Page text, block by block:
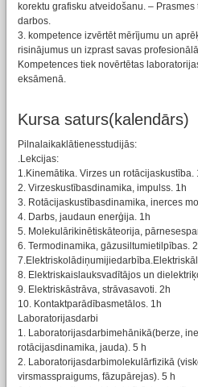
korektu grafisku atveidošanu. –
darbos.
3. kompetence izvērtēt mērījumu un
risinājumus un izprast savas
Kompetences tiek novērtētas
eksāmenā.
Kursa saturs(kalendārs)
Pilnalaikaklātienesstudijās:
.Lekcijas:
1.Kinemātika. Virzes un rotācijaskustība.
2. Virzeskustībasdinamika, impulss. 1h
3. Rotācijaskustībasdinamika, inerces
4. Darbs, jaudaun enerģija. 1h
5. Molekulārikinētiskāteorija,
6. Termodinamika, gāzusiltumietilpības.
8. Elektriskaislauksvadītājos un
9. Elektriskāstrāva, strāvasavoti. 2h
10. Kontaktparādībasmetālos. 1h
Laboratorijasdarbi
1. Laboratorijasdarbimehānikā(berze,
rotācijasdinamika, jauda). 5 h
2. Laboratorijasdarbimolekulārfizikā
virsmasspraigums, fāzupārejas). 5 h